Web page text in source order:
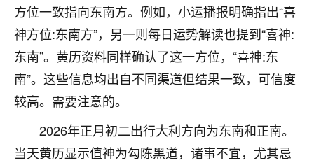
方位一致指向东南方。例如，小运播报明确指出“喜
神方位:东南方”，另一则每日运势解读也提到“喜神:
东南”。黄历资料同样确认了这一方位，“喜神:东
南”。这些信息均出自不同渠道但结果一致，可信度
较高。需要注意的。
2026年正月初二出行大利方向为东南和正南。
当天黄历显示值神为勾陈黑道，诸事不宜，尤其忌
老师做不做超度法事？我想给我奶奶做超度，她今年
刚去世了。
七零老顽童：我母亲前年离世，刚开始我经常
做梦梦见她，后来也是朋友介绍，找到慧来老
师，安排了超度法事，做梦再也没有梦到过
了，一开始是半信半疑的，图个心安，给亡母
超度，现在看来，人不信也不行。
2天前 来自云南 11